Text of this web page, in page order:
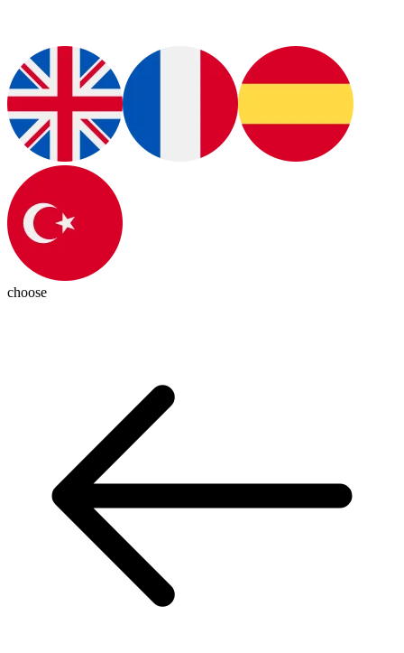
choose